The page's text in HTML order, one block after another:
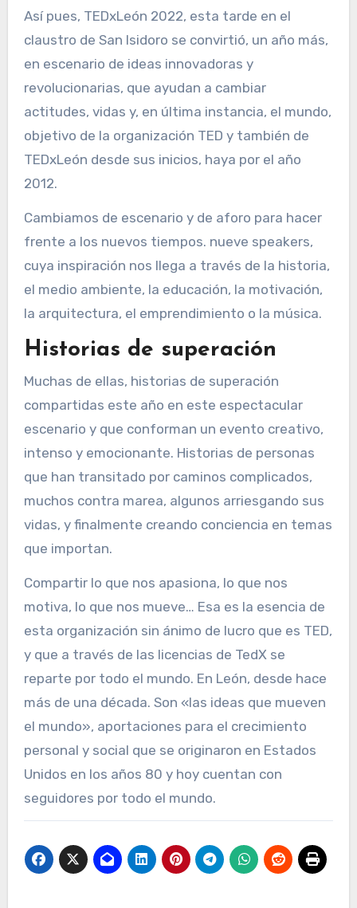
Así pues, TEDxLeón 2022, esta tarde en el
claustro de San Isidoro se convirtió, un año más,
en escenario de ideas innovadoras y
revolucionarias, que ayudan a cambiar
actitudes, vidas y, en última instancia, el mundo,
objetivo de la organización TED y también de
TEDxLeón desde sus inicios, haya por el año
2012.
Cambiamos de escenario y de aforo para hacer
frente a los nuevos tiempos. nueve speakers,
cuya inspiración nos llega a través de la historia,
el medio ambiente, la educación, la motivación,
la arquitectura, el emprendimiento o la música.
Historias de superación
Muchas de ellas, historias de superación
compartidas este año en este espectacular
escenario y que conforman un evento creativo,
intenso y emocionante. Historias de personas
que han transitado por caminos complicados,
muchos contra marea, algunos arriesgando sus
vidas, y finalmente creando conciencia en temas
que importan.
Compartir lo que nos apasiona, lo que nos
motiva, lo que nos mueve… Esa es la esencia de
esta organización sin ánimo de lucro que es TED,
y que a través de las licencias de TedX se
reparte por todo el mundo. En León, desde hace
más de una década. Son «las ideas que mueven
el mundo», aportaciones para el crecimiento
personal y social que se originaron en Estados
Unidos en los años 80 y hoy cuentan con
seguidores por todo el mundo.